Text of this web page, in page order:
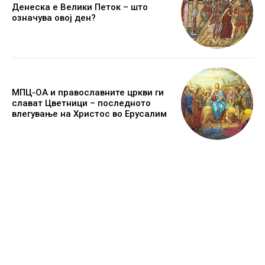
Денеска е Велики Петок – што
означува овој ден?
МПЦ-ОА и православните цркви ги
слават Цветници – последното
влегување на Христос во Ерусалим